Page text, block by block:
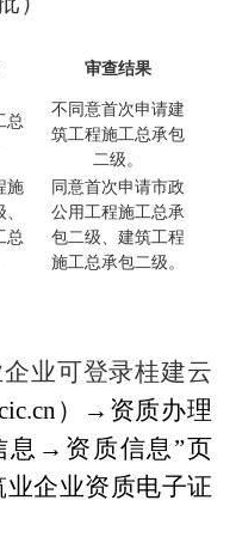
审查结果
总
不同意首次申请建
筑工程施工总承包
二级。
施
总
同意首次申请市政
公用工程施工总承
包二级、建筑工程
施工总承包二级。
业可登录桂建云
） → 资质办理
息 → 资质信息”页
企业资质电子证